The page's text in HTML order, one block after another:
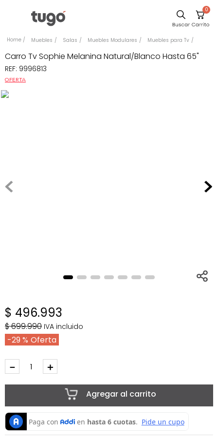
0
Muebles Salas Muebles Modulares Muebles para Tv
Carro Tv Sophie Melanina Natural/Blanco Hasta 65"
REF: 9996813
OFERTA
$ 496.993
$699.990 IVA incluido
29 %
＋
－
Agregar al carrito
Comedor
Silla